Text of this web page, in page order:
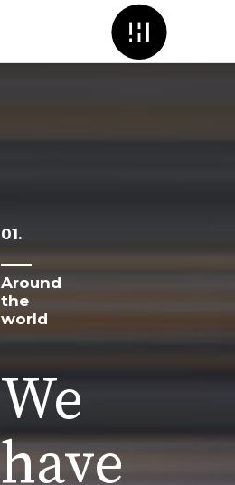
01.
Around
the
world
We
have